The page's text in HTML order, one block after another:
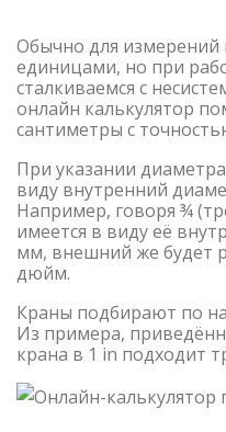
Обычно для измерений
единицами, но при
сталкиваемся с
онлайн калькулятор
сантиметры с
При указании
виду внутренний
Например, говоря ¾
имеется в виду её
мм, внешний же будет
дюйм.
Краны подбирают по
Из примера,
крана в 1 in подходит